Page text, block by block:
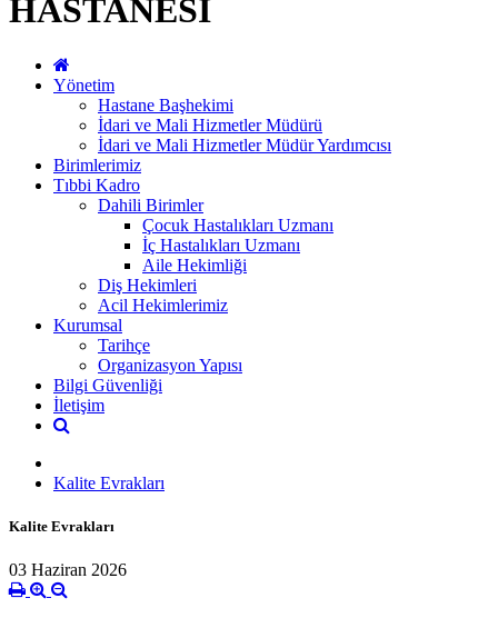
HASTANESİ
Yönetim
Hastane Başhekimi
İdari ve Mali Hizmetler Müdürü
İdari ve Mali Hizmetler Müdür Yardımcısı
Birimlerimiz
Tıbbi Kadro
Dahili Birimler
Çocuk Hastalıkları Uzmanı
İç Hastalıkları Uzmanı
Aile Hekimliği
Diş Hekimleri
Acil Hekimlerimiz
Kurumsal
Tarihçe
Organizasyon Yapısı
Bilgi Güvenliği
İletişim
Kalite Evrakları
Kalite Evrakları
03 Haziran 2026